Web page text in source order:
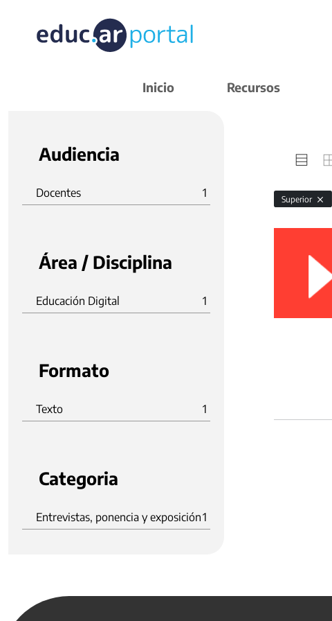
Inicio Recursos
Audiencia
Docentes 1
Área / Disciplina
Educación Digital 1
Formato
Texto 1
Categoria
Entrevistas, ponencia y exposición1
Superior